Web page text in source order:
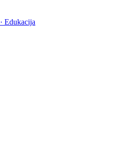
Edukacija